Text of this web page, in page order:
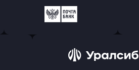
Оправить заявку
в Банк Оранжевый
Оправить заявку
в Почта Банк